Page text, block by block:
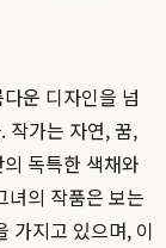
운 디자인을 넘
작가는 자연, 꿈,
독특한 색채와
녀의 작품은 보는
가지고 있으며, 이